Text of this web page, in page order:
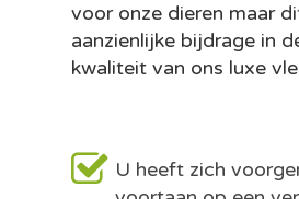
voor onze dieren maar
aanzienlijke bijdrage in
kwaliteit van ons luxe
U heeft zich